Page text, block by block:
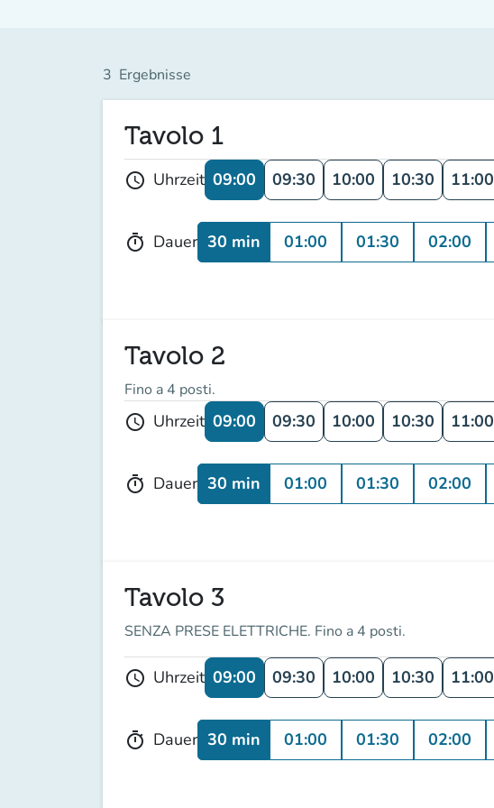
3 Ergebnisse
Tavolo 1
schedule Uhrzeit 09:00 09:30 10:00 10:30 11:00
timer Dauer 30 min 01:00 01:30 02:00
Tavolo 2
Fino a 4 posti.
schedule Uhrzeit 09:00 09:30 10:00 10:30 11:00
timer Dauer 30 min 01:00 01:30 02:00
Tavolo 3
SENZA PRESE ELETTRICHE. Fino a 4 posti.
schedule Uhrzeit 09:00 09:30 10:00 10:30 11:00
timer Dauer 30 min 01:00 01:30 02:00